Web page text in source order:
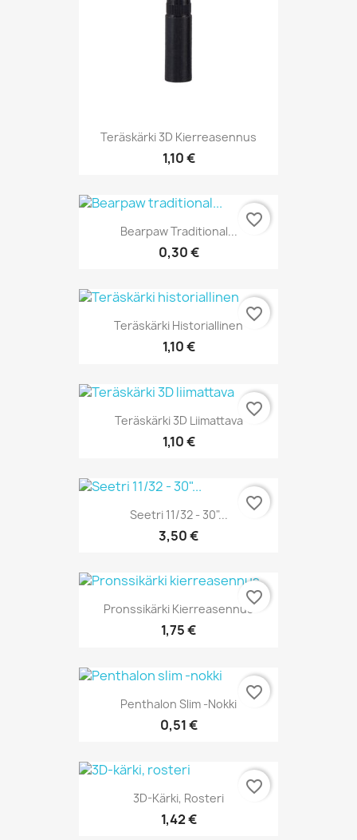
Teräskärki 3D Kierreasennus
1,10 €
Bearpaw Traditional...
0,30 €
favorite_border
Teräskärki Historiallinen
1,10 €
favorite_border
Teräskärki 3D Liimattava
1,10 €
favorite_border
Seetri 11/32 - 30"...
3,50 €
favorite_border
Pronssikärki Kierreasennus
1,75 €
favorite_border
Penthalon Slim -nokki
0,51 €
favorite_border
3D-Kärki, Rosteri
1,42 €
favorite_border